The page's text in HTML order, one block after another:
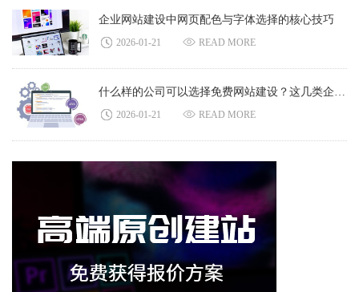
企业网站建设中网页配色与字体选择的核心技巧
2026-01-21 READ MORE
什么样的公司可以选择免费网站建设？这几类企业适配度最高
2026-01-21 READ MORE